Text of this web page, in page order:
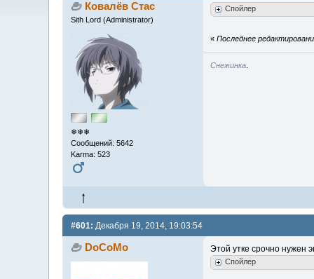
Ковалёв Стас
Sith Lord (Administrator)
❄❄❄
Сообщений: 5642
Karma: 523
Спойлер
« Последнее
Снежинка.
#601: Декабря 19, 2014, 19:03:54
DoCoMo Этой утке срочно нужен
Спойлер